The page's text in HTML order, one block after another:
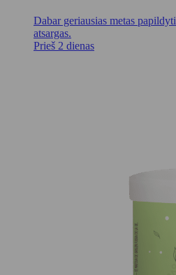
Dabar geriausias metas
atsargas.
Prieš 2 dienas